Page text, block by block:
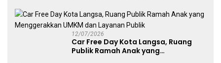
UMKM
12/07/2026
Car Free Day Kota Langsa, Ruang
Publik Ramah Anak yang